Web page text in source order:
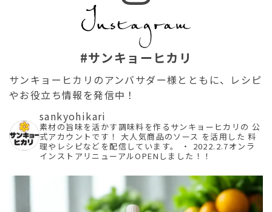
#サンキョーヒカリ
サンキョーヒカリのアンバサダー様とともに、レシピ
やお役立ち情報を発信中！
sankyohikari
素材の旨味を活かす調味料を作るサンキョーヒカリの 公
式アカウントです！ 大人気商品のソース を活用した 料
理やレシピなどを配信しています。
・
2022.2.7オンラ
インストアリニューアルOPENしました！！